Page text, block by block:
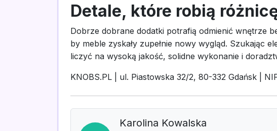
Detale, które robią
Dobrze dobrane dodatki potrafią odmienić wnętrze
by meble zyskały zupełnie nowy wygląd. Szukając
liczyć na wysoką jakość, solidne wykonanie i
KNOBS.PL | ul. Piastowska 32/2, 80-332 Gdańsk |
Karolina Kowalska